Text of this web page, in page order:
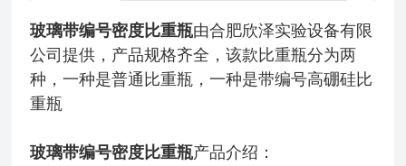
玻璃带编号密度比重瓶由合肥欣泽实验设备有限
公司提供，产品规格齐全，该款比重瓶分为两
种，一种是普通比重瓶，一种是带编号高硼硅比
重瓶
玻璃带编号密度比重瓶产品介绍：